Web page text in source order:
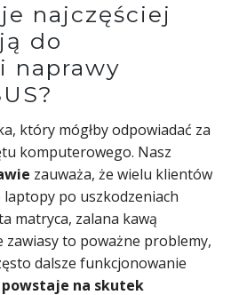
najczęściej
do
naprawy
który mógłby odpowiadać za
komputerowego. Nasz
zauważa, że wielu klientów
po uszkodzeniach
matryca, zalana kawą
zawiasy to poważne problemy,
dalsze funkcjonowanie
powstaje na skutek